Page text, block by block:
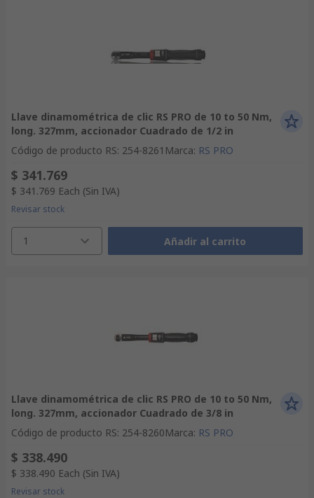
Llave dinamométrica de clic RS PRO de 10 to 50 Nm,
long. 327mm, accionador Cuadrado de 1/2 in
Código de producto RS: 254-8261 Marca: RS PRO
$ 341.769
$ 341.769 Each (Sin IVA)
Revisar stock
1 Añadir al carrito
Llave dinamométrica de clic RS PRO de 10 to 50 Nm,
long. 327mm, accionador Cuadrado de 3/8 in
Código de producto RS: 254-8260Marca: RS PRO
$ 338.490
$ 338.490 Each (Sin IVA)
Revisar stock